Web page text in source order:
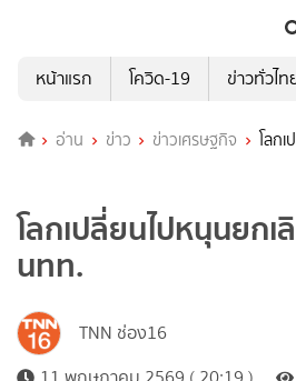
หน้าแรก
โควิด-19 ข่าวทั่วไท
อ่าน ข่าว ข่าวเศรษฐกิจ
โลก
โลกเปลี่ยนไปหนุนยก
นทท.
TNN ช่อง16